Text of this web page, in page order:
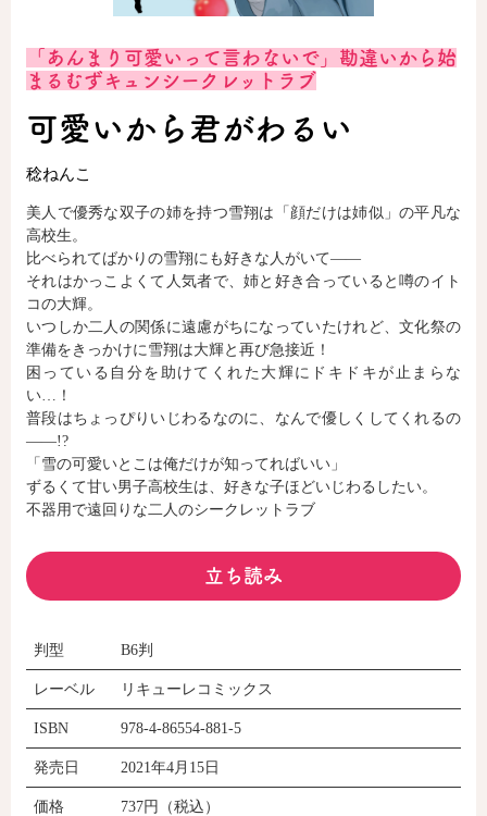
コミックガルド
リキューレ
コミックパルフェ
コミックエッセイ
「あんまり可愛いって言わないで」勘違いから始
まるむずキュンシークレットラブ
可愛いから君がわるい
稔ねんこ
美人で優秀な双子の姉を持つ雪翔は「顔だけは姉似」の平凡な
高校生。
比べられてばかりの雪翔にも好きな人がいて――
それはかっこよくて人気者で、姉と好き合っていると噂のイト
コの大輝。
いつしか二人の関係に遠慮がちになっていたけれど、文化祭の
準備をきっかけに雪翔は大輝と再び急接近！
困っている自分を助けてくれた大輝にドキドキが止まらな
い…！
普段はちょっぴりいじわるなのに、なんで優しくしてくれるの
――!?
「雪の可愛いとこは俺だけが知ってればいい」
ずるくて甘い男子高校生は、好きな子ほどいじわるしたい。
不器用で遠回りな二人のシークレットラブ
立ち読み
判型 B6判
レーベル リキューレコミックス
ISBN 978-4-86554-881-5
発売日 2021年4月15日
価格 737円（税込）